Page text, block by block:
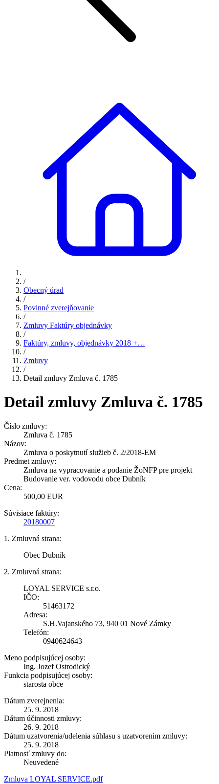
/
Obecný úrad
/
Povinné zverejňovanie
/
Zmluvy Faktúry objednávky
/
Faktúry, zmluvy, objednávky 2018 +…
/
Zmluvy
/
Detail zmluvy Zmluva č. 1785
Detail zmluvy Zmluva č. 1785
Číslo zmluvy:
Zmluva č. 1785
Názov:
Zmluva o poskytnutí služieb č. 2/2018-EM
Predmet zmluvy:
Zmluva na vypracovanie a podanie ŽoNFP pre projekt
Budovanie ver. vodovodu obce Dubník
Cena:
500,00 EUR
Súvisiace faktúry:
20180007
1. Zmluvná strana:
Obec Dubník
2. Zmluvná strana:
LOYAL SERVICE s.r.o.
IČO:
51463172
Adresa:
S.H.Vajanského 73, 940 01 Nové Zámky
Telefón:
0940624643
Meno podpisujúcej osoby:
Ing. Jozef Ostrodický
Funkcia podpisujúcej osoby:
starosta obce
Dátum zverejnenia:
25. 9. 2018
Dátum účinnosti zmluvy:
26. 9. 2018
Dátum uzatvorenia/udelenia súhlasu s uzatvorením zmluvy:
25. 9. 2018
Platnosť zmluvy do:
Neuvedené
Zmluva LOYAL SERVICE.pdf